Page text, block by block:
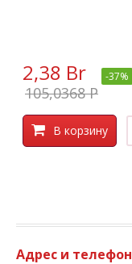
2,38 Br -37%
105,0368 P
В корзину
Адрес и телефон